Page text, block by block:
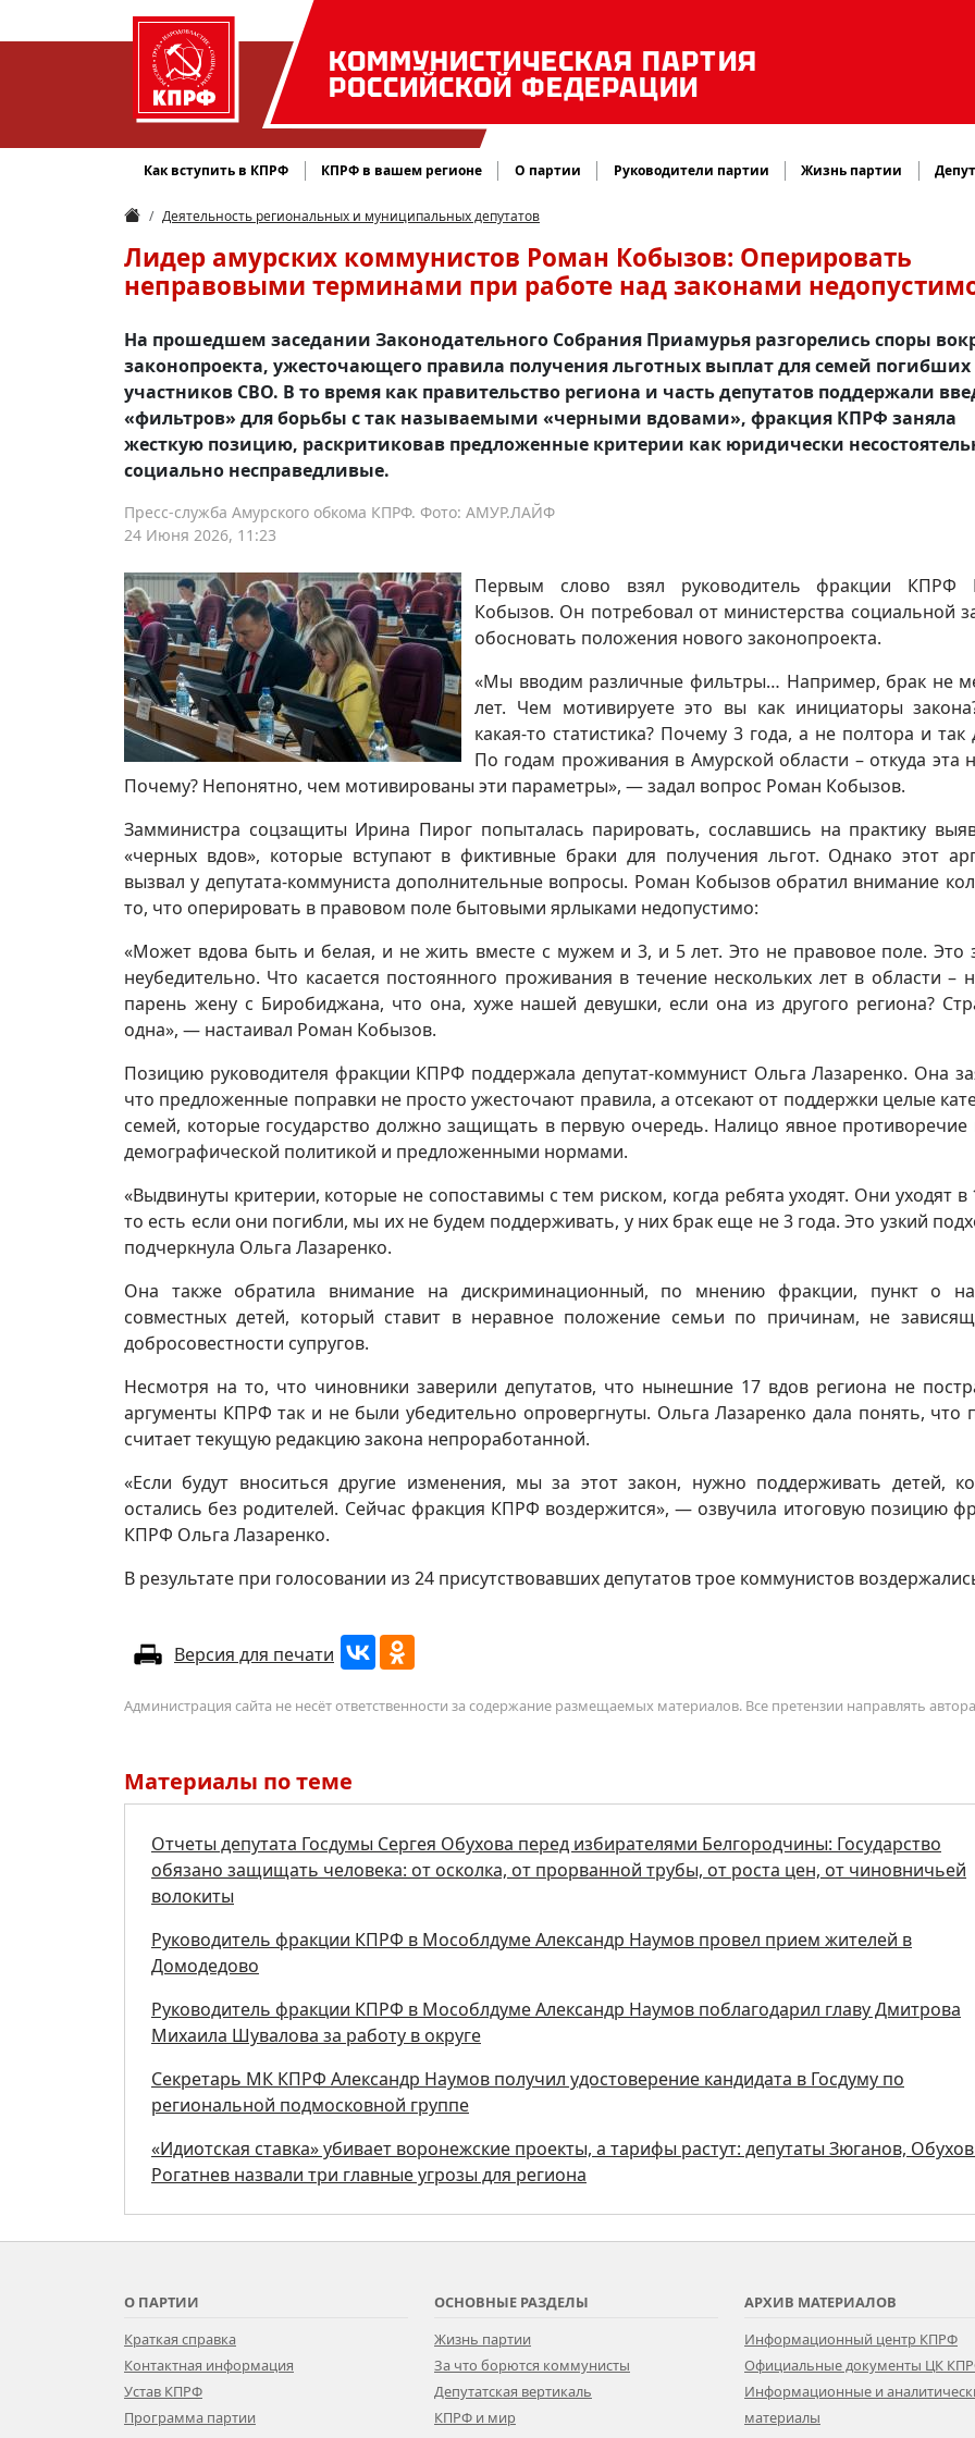
КОММУНИСТИЧЕСКАЯ ПАРТИЯ
РОССИЙСКОЙ ФЕДЕРАЦИИ
Как вступить в КПРФ КПРФ в вашем регионе О партии Руководители партии Жизнь партии
Деятельность региональных и муниципальных депутатов
Лидер амурских коммунистов Роман Кобызов: Оперировать
неправовыми терминами при работе над законами
На прошедшем заседании Законодательного Собрания Приамурья разгорелись споры
законопроекта, ужесточающего правила получения льготных выплат для семей погибших
участников СВО. В то время как правительство региона и часть депутатов поддержали
«фильтров» для борьбы с так называемыми «черными вдовами», фракция КПРФ заняла
жесткую позицию, раскритиковав предложенные критерии как юридически
социально несправедливые.
Пресс-служба Амурского обкома КПРФ. Фото: АМУР.ЛАЙФ
24 Июня 2026, 11:23
Первым слово взял руководитель фракции КПРФ
Кобызов. Он потребовал от министерства социальной
обосновать положения нового законопроекта.
«Мы вводим различные фильтры… Например, брак не
лет. Чем мотивируете это вы как инициаторы
какая-то статистика? Почему 3 года, а не полтора и так
По годам проживания в Амурской области – откуда эта
Почему? Непонятно, чем мотивированы эти параметры», — задал вопрос Роман Кобызов.
Замминистра соцзащиты Ирина Пирог попыталась парировать, сославшись на практику
«черных вдов», которые вступают в фиктивные браки для получения льгот. Однако этот
вызвал у депутата-коммуниста дополнительные вопросы. Роман Кобызов обратил внимание
то, что оперировать в правовом поле бытовыми ярлыками недопустимо:
«Может вдова быть и белая, и не жить вместе с мужем и 3, и 5 лет. Это не правовое поле. Это
неубедительно. Что касается постоянного проживания в течение нескольких лет в области –
парень жену с Биробиджана, что она, хуже нашей девушки, если она из другого региона?
одна», — настаивал Роман Кобызов.
Позицию руководителя фракции КПРФ поддержала депутат-коммунист Ольга Лазаренко. Она
что предложенные поправки не просто ужесточают правила, а отсекают от поддержки целые
семей, которые государство должно защищать в первую очередь. Налицо явное
демографической политикой и предложенными нормами.
«Выдвинуты критерии, которые не сопоставимы с тем риском, когда ребята уходят. Они уходят в
то есть если они погибли, мы их не будем поддерживать, у них брак еще не 3 года. Это узкий
подчеркнула Ольга Лазаренко.
Она также обратила внимание на дискриминационный, по мнению фракции, пункт о
совместных детей, который ставит в неравное положение семьи по причинам, не
добросовестности супругов.
Несмотря на то, что чиновники заверили депутатов, что нынешние 17 вдов региона не
аргументы КПРФ так и не были убедительно опровергнуты. Ольга Лазаренко дала понять, что
считает текущую редакцию закона непроработанной.
«Если будут вноситься другие изменения, мы за этот закон, нужно поддерживать детей,
остались без родителей. Сейчас фракция КПРФ воздержится», — озвучила итоговую позицию
КПРФ Ольга Лазаренко.
В результате при голосовании из 24 присутствовавших депутатов трое коммунистов
Версия для печати
Администрация сайта не несёт ответственности за содержание размещаемых материалов. Все претензии направлять
Материалы по теме
Отчеты депутата Госдумы Сергея Обухова перед избирателями Белгородчины: Государство
обязано защищать человека: от осколка, от прорванной трубы, от роста цен, от чиновничьей
волокиты
Руководитель фракции КПРФ в Мособлдуме Александр Наумов провел прием жителей в
Домодедово
Руководитель фракции КПРФ в Мособлдуме Александр Наумов поблагодарил главу Дмитрова
Михаила Шувалова за работу в округе
Секретарь МК КПРФ Александр Наумов получил удостоверение кандидата в Госдуму по
региональной подмосковной группе
«Идиотская ставка» убивает воронежские проекты, а тарифы растут: депутаты Зюганов,
Рогатнев назвали три главные угрозы для региона
О ПАРТИИ
Краткая справка
Контактная информация
Устав КПРФ
Программа партии
ОСНОВНЫЕ РАЗДЕЛЫ
Жизнь партии
За что борются коммунисты
Депутатская вертикаль
КПРФ и мир
АРХИВ МАТЕРИАЛОВ
Информационный центр КПРФ
Официальные документы ЦК
Информационные и
материалы